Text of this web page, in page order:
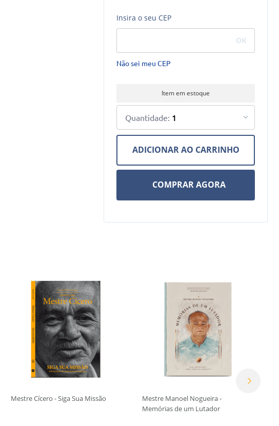
Insira o seu CEP
Não sei meu CEP
Item em estoque
1
ADICIONAR AO CARRINHO
COMPRAR AGORA
Mestre Cícero - Siga Sua Missão
Mestre Manoel Nogueira -
Memórias de um Lutador